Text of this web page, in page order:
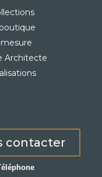
Architecte
contacter